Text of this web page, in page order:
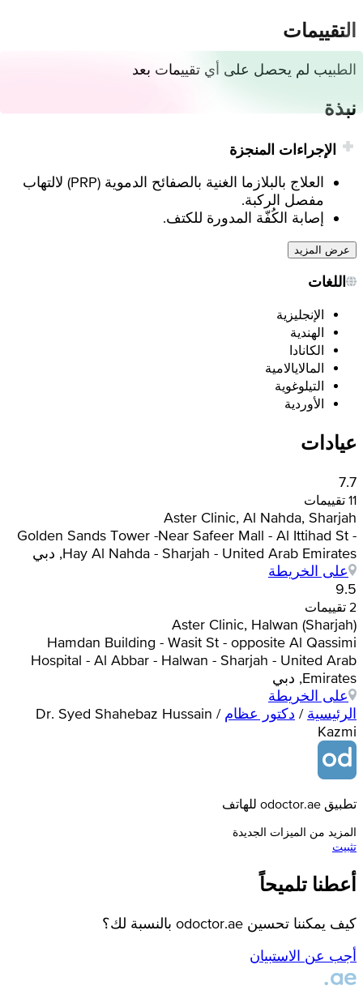
التقييمات
الطبيب لم يحصل على أي تقييمات بعد
نبذة
الإجراءات المنجزة
العلاج بالبلازما الغنية بالصفائح الدموية (PRP) لالتهاب
مفصل الركبة.
إصابة الكُفّة المدورة للكتف.
عرض المزيد
اللغات
الإنجليزية
الهندية
الكانادا
المالايالامية
التيلوغوية
الأوردية
عيادات
7.7
11 تقييمات
Aster Clinic, Al Nahda, Sharjah
Golden Sands Tower -Near Safeer Mall - Al Ittihad St -
Hay Al Nahda - Sharjah - United Arab Emirates, دبي
على الخريطة
9.5
2 تقييمات
Aster Clinic, Halwan (Sharjah)
Hamdan Building - Wasit St - opposite Al Qassimi
Hospital - Al Abbar - Halwan - Sharjah - United Arab
Emirates, دبي
على الخريطة
الرئيسية / دكتور عظام /
Dr. Syed Shahebaz Hussain
Kazmi
تطبيق odoctor.ae للهاتف
المزيد من الميزات الجديدة
تثبيت
أعطنا تلميحاً
كيف يمكننا تحسين odoctor.ae بالنسبة لك؟
أجب عن الاستبيان